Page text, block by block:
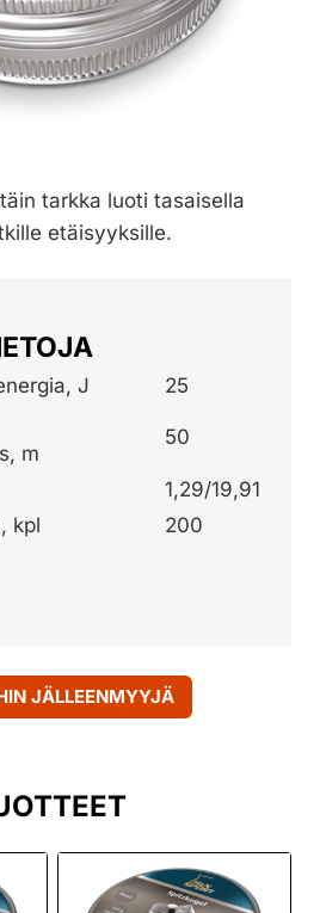
tarkka luoti tasaisella
etäisyyksille.
J
25
m
50
1,29/19,91
kpl
200
JÄLLEENMYYJÄ